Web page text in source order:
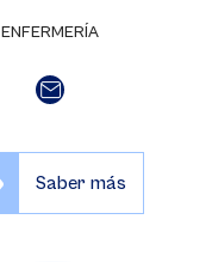
ENFERMERÍA
Saber más